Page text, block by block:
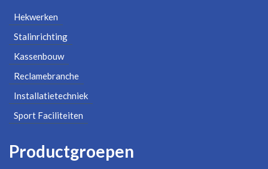
Hekwerken
Stalinrichting
Kassenbouw
Reclamebranche
Installatietechniek
Sport Faciliteiten
Productgroepen